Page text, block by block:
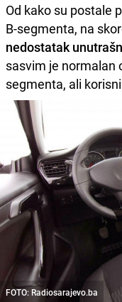
Od kako su postale
B-segmenta, na
nedostatak
sasvim je normalan
segmenta, ali
FOTO: Radiosarajevo.ba